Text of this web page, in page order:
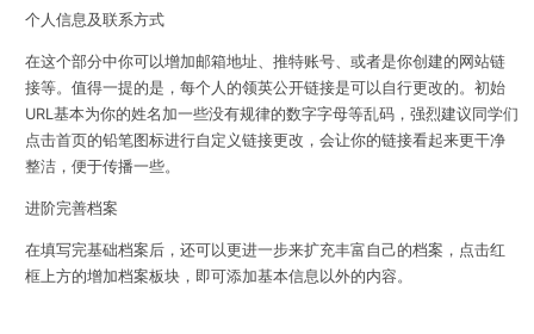
个人信息及联系方式
在这个部分中你可以增加邮箱地址、推特账号、或者是你创建的网站链
接等。值得一提的是，每个人的领英公开链接是可以自行更改的。初始
URL基本为你的姓名加一些没有规律的数字字母等乱码，强烈建议同学们
点击首页的铅笔图标进行自定义链接更改，会让你的链接看起来更干净
整洁，便于传播一些。
进阶完善档案
在填写完基础档案后，还可以更进一步来扩充丰富自己的档案，点击红
框上方的增加档案板块，即可添加基本信息以外的内容。